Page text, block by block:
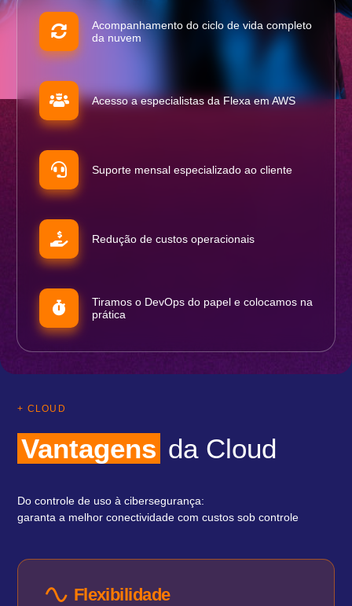
Acompanhamento do ciclo de vida completo
da nuvem
Acesso a especialistas da Flexa em AWS
Suporte mensal especializado ao cliente
Redução de custos operacionais
Tiramos o DevOps do papel e colocamos na
prática
Flexibilidade
+ CLOUD
Vantagens da Cloud
Do controle de uso à cibersegurança:
garanta a melhor conectividade com custos sob controle